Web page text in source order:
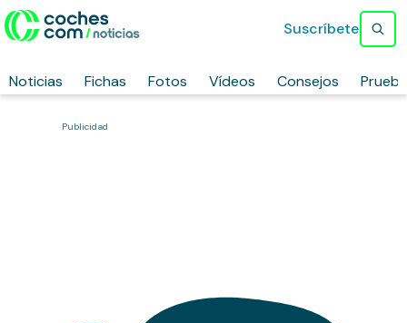
Noticias Fichas Fotos Vídeos Consejos
Suscríbete
Publicidad